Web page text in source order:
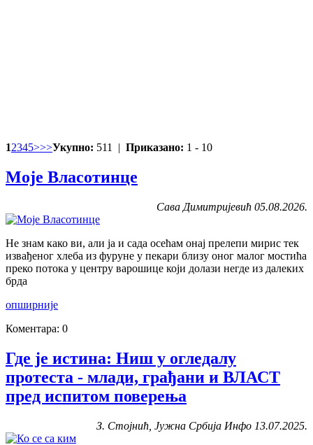
12345>>>Укупно: 511 | Приказано: 1 - 10
Моје Власотинце
Сава Димитријевић 05.08.2026.
Не знам како ви, али ја и сада осећам онај прелепи мирис тек
извађеног хлеба из фуруне у пекари близу оног малог мостића
преко потока у центру варошице који долази негде из далеких
брда
опширније
Коментара: 0
Где је истина: Ниш у огледалу
протеста - млади, грађани и ВЛАСТ
пред испитом поверења
З. Стојнић, Јужна Србија Инфо 13.07.2025.